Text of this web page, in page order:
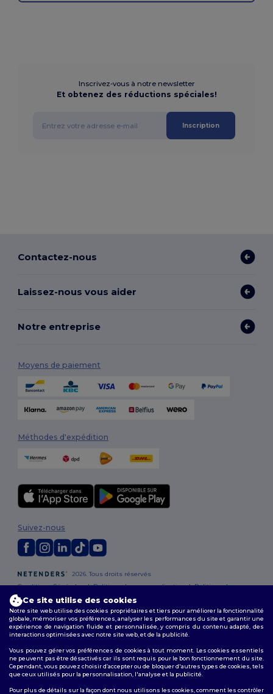
Inscrivez-vous à notre newsletter
Et obtenez des réductions spéciales!
Inscription
Contactez-nous
Laissez-nous vous aider
Notre entreprise
Moyens de paiement
Méthodes d'expédition
2026. Tous droits réservés
Conditions Générales|Politique de personnalisation|Politique de
Confidentialité
Suivez-nous
Bruxelles | Anvers| Mortsel | Malines |Lierre| Turnhout | Geel|
Herentals| Hoogstraten | Bruges
Ce site utilise des cookies
Notre site web utilise des cookies propriétaires et tiers pour améliorer la fonctionnalité
globale, mémoriser vos préférences, analyser les performances du site et garantir une
expérience de navigation fluide et personnalisée, y compris du contenu adapté, des
interactions optimisées avec notre site web, et de la publicité.
Vous pouvez gérer vos préférences de cookies à tout moment. Les cookies essentiels
ne peuvent pas être désactivés car ils sont requis pour le bon fonctionnement du site.
Cependant, vous pouvez choisir d’accepter ou de bloquer d'autres types de cookies, tels
que ceux utilisés pour la personnalisation, l'analyse et la publicité.
Pour plus de détails sur la façon dont nous utilisons les cookies, comment les contrôler